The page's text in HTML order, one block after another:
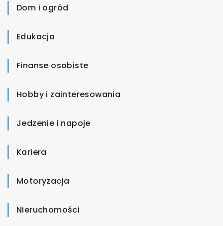
Dom i ogród
Edukacja
Finanse osobiste
Hobby i zainteresowania
Jedzenie i napoje
Kariera
Motoryzacja
Nieruchomości